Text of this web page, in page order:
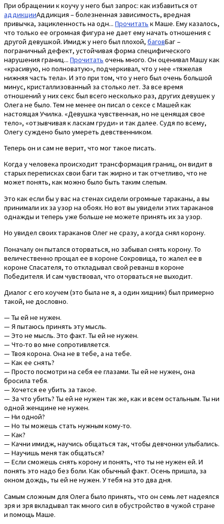
При обращении к коучу у него был запрос: как избавиться от
аддикцииАддикция – болезненная зависимость, вредная
привычка, зацикленность на одн... Прочитать к Маше. Ему казалось,
что только ее огромная фигура не дает ему начать отношения с
другой девушкой. Имидж у него был плохой, баговБаг –
пограничный дефект, устойчивая форма специфического
нарушения границ... Прочитать очень много. Он оценивал Машу как
«красивую, но полноватую», подчеркивал, что у нее «тяжелая
нижняя часть тела». И это при том, что у него был очень большой
минус, кристаллизованный за столько лет. За все время
отношений у них секс был всего несколько раз, других девушек у
Олега не было. Тем не менее он писал о сексе с Машей как
настоящая Училка. «Девушка чувственная, но не ценящая свое
тело», «отзывчивая к ласкам груди» и так далее. Судя по всему,
Олегу суждено было умереть девственником.
Теперь он и сам не верит, что мог такое писать.
Когда у человека происходит трансформация границ, он видит в
старых переписках свои баги так жирно и так отчетливо, что не
может понять, как можно было быть таким слепым.
Это как если бы у вас на стенах сидели огромные тараканы, а вы
принимали их за узор на обоях. Но вот вы увидели этих тараканов
однажды и теперь уже больше не можете принять их за узор.
Но увидел своих тараканов Олег не сразу, а когда снял корону.
Поначалу он пытался оторваться, но забывал снять корону. То
величественно прощал ее в короне Сокровища, то жалел ее в
короне Спасателя, то откладывал свой реванш в короне
Победителя. И сам чувствовал, что оторваться не выходит.
Диалог с его коучем (это была не я, а один хищник) был примерно
такой, не дословно.
— Ты ей не нужен.
— Я пытаюсь принять эту мысль.
— Это не мысль. Это факт. Ты ей не нужен.
— Что-то во мне сопротивляется.
— Твоя корона. Она не в тебе, а на тебе.
— Как ее снять?
— Просто посмотри на себя ее глазами. Ты ей не нужен, она
бросила тебя.
— Хочется ее убить за такое.
— За что убить? Ты ей не нужен так же, как и всем остальным. Ты ни
одной женщине не нужен.
— Ни одной?
— Но ты можешь стать нужным кому-то.
— Как?
— Качни имидж, научись общаться так, чтобы девчонки улыбались.
— Научишь меня так общаться?
— Если сможешь снять корону и понять, что ты не нужен ей. И
понять это надо без боли. Как обычный факт. Осень пришла, за
окном дождь, ты ей не нужен. У тебя на это два дня.
Самым сложным для Олега было принять, что он семь лет надеялся
зря и зря вкладывал так много сил в обустройство в чужой стране
и помощь Маше.